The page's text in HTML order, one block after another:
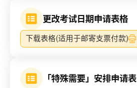
更改考试日期申请表格
下载表格(适用于邮寄支票付款)
「特殊需要」安排申请表